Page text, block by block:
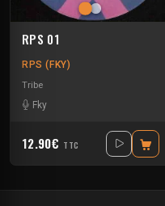
RPS 01
RPS (FKY)
Tribe
Fky
12.90€ TTC